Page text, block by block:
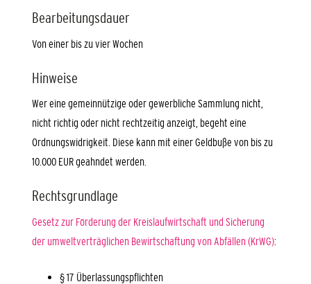
Bearbeitungsdauer
Von einer bis zu vier Wochen
Hinweise
Wer eine gemeinnützige oder gewerbliche Sammlung nicht,
nicht richtig oder nicht rechtzeitig anzeigt, begeht eine
Ordnungswidrigkeit. Diese kann mit einer Geldbuße von bis zu
10.000 EUR geahndet werden.
Rechtsgrundlage
Gesetz zur Förderung der Kreislaufwirtschaft und Sicherung
der umweltverträglichen Bewirtschaftung von Abfällen (KrWG):
§ 17 Überlassungspflichten